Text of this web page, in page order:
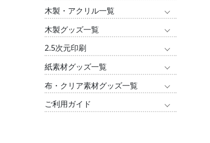
木製・アクリル一覧
木製グッズ一覧
2.5次元印刷
紙素材グッズ一覧
布・クリア素材グッズ一覧
ご利用ガイド